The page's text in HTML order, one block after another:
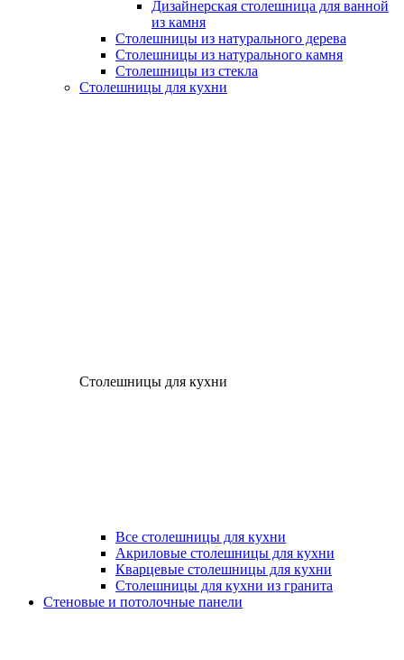
Дизайнерская столешница для ванной
из камня
Столешницы из натурального дерева
Столешницы из натурального камня
Столешницы из стекла
Столешницы для кухни
Столешницы для кухни
Все столешницы для кухни
Акриловые столешницы для кухни
Кварцевые столешницы для кухни
Столешницы для кухни из гранита
Стеновые и потолочные панели